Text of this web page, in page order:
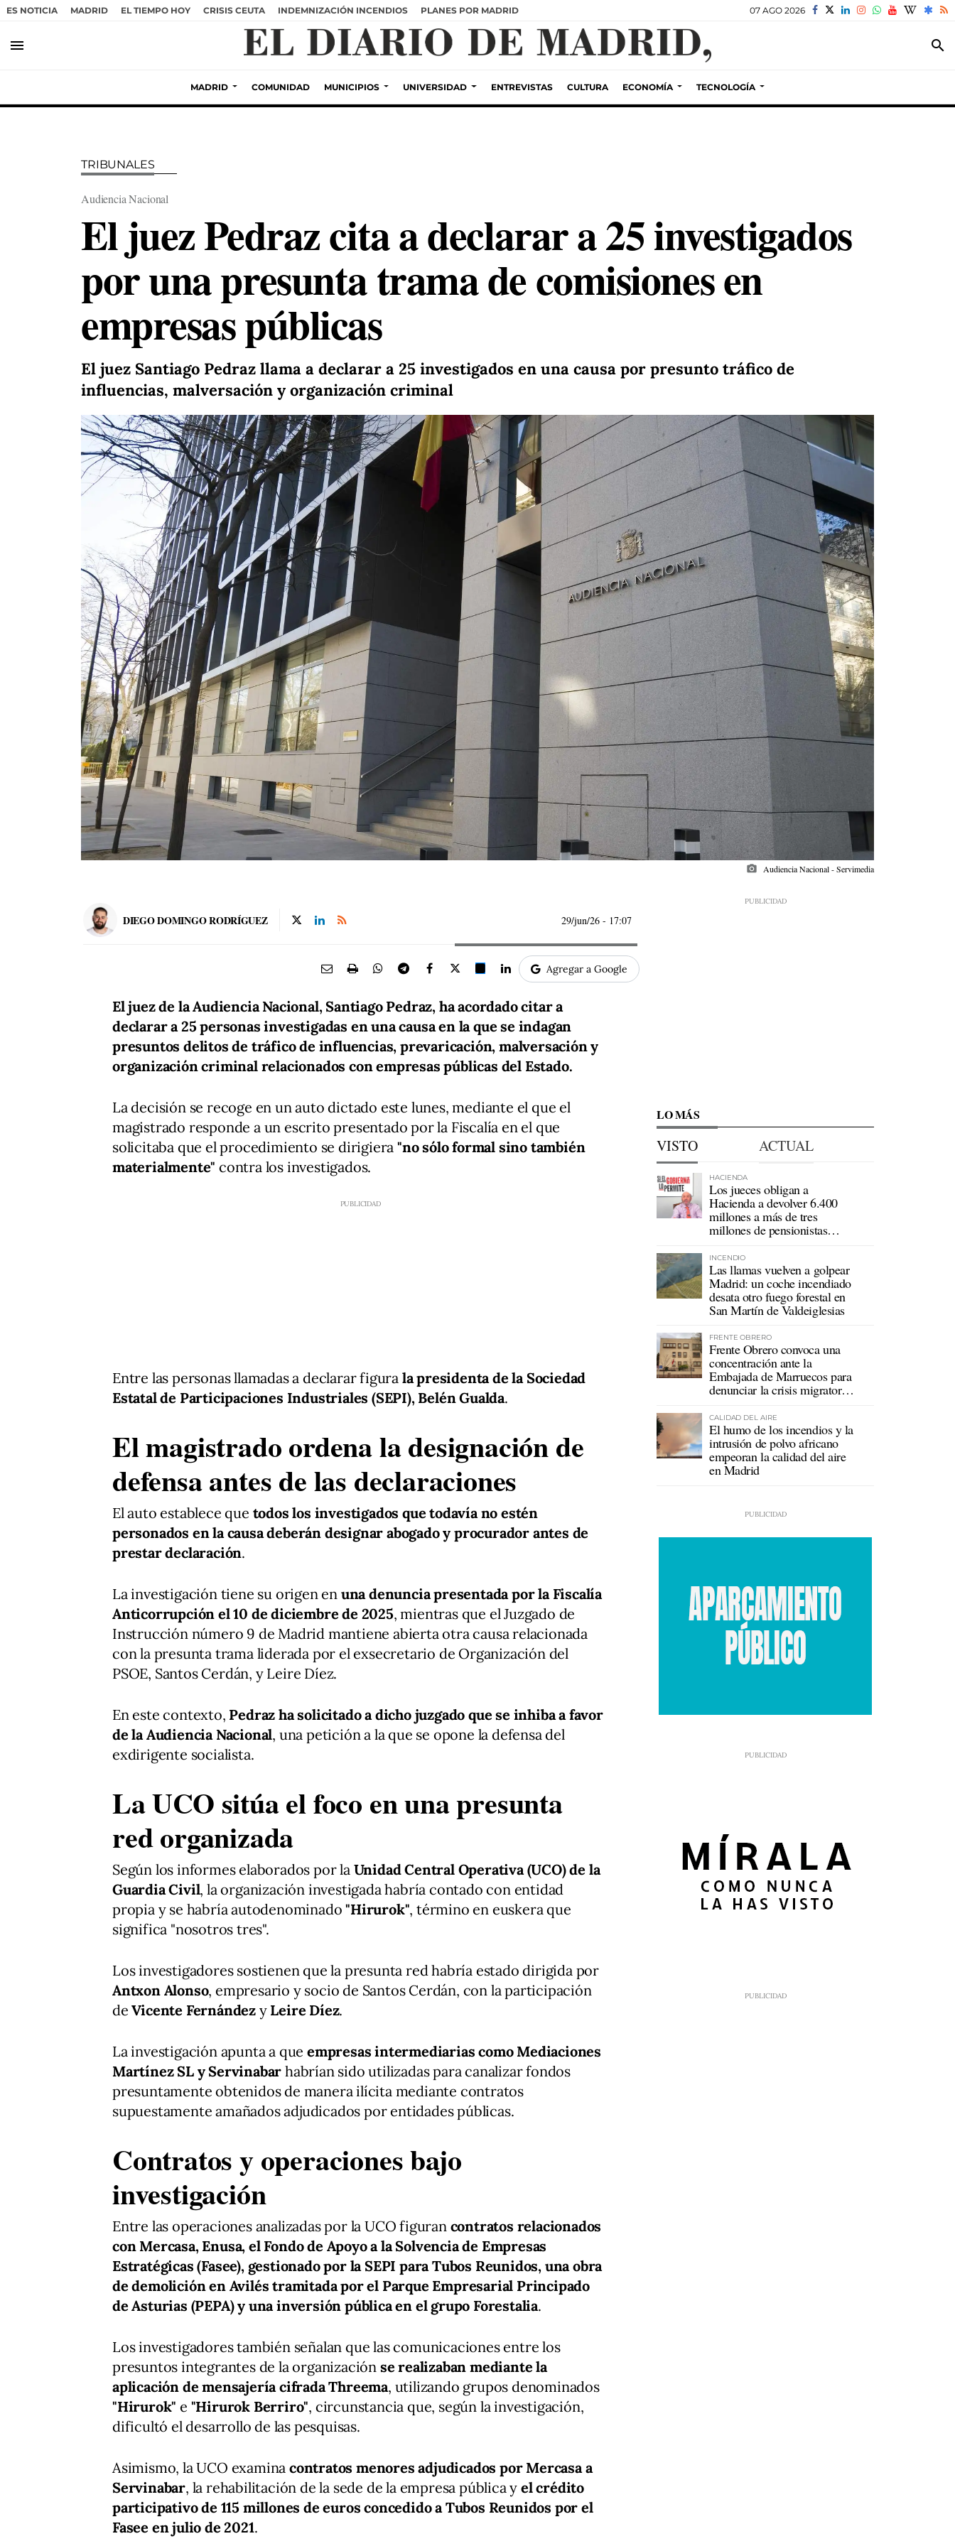
ES NOTICIA MADRID EL TIEMPO HOY CRISIS CEUTA INDEMNIZACIÓN INCENDIOS PLANES POR MADRID 07 AGO 2026
menu search
MADRID COMUNIDAD MUNICIPIOS UNIVERSIDAD ENTREVISTAS CULTURA ECONOMÍA TECNOLOGÍA
TRIBUNALES
Audiencia Nacional
El juez Pedraz cita a declarar a 25 investigados
por una presunta trama de comisiones en
empresas públicas
El juez Santiago Pedraz llama a declarar a 25 investigados en una causa por presunto tráfico de
influencias, malversación y organización criminal
photo_camera Audiencia Nacional - Servimedia
DIEGO DOMINGO RODRÍGUEZ 29/jun/26 - 17:07
Agregar a Google
El juez de la Audiencia Nacional, Santiago Pedraz, ha acordado citar a
declarar a 25 personas investigadas en una causa en la que se indagan
presuntos delitos de tráfico de influencias, prevaricación, malversación y
organización criminal relacionados con empresas públicas del Estado.
La decisión se recoge en un auto dictado este lunes, mediante el que el
magistrado responde a un escrito presentado por la Fiscalía en el que
solicitaba que el procedimiento se dirigiera "no sólo formal sino también
materialmente" contra los investigados.
Entre las personas llamadas a declarar figura la presidenta de la Sociedad
Estatal de Participaciones Industriales (SEPI), Belén Gualda.
El magistrado ordena la designación de
defensa antes de las declaraciones
El auto establece que todos los investigados que todavía no estén
personados en la causa deberán designar abogado y procurador antes de
prestar declaración.
La investigación tiene su origen en una denuncia presentada por la Fiscalía
Anticorrupción el 10 de diciembre de 2025, mientras que el Juzgado de
Instrucción número 9 de Madrid mantiene abierta otra causa relacionada
con la presunta trama liderada por el exsecretario de Organización del
PSOE, Santos Cerdán, y Leire Díez.
En este contexto, Pedraz ha solicitado a dicho juzgado que se inhiba a favor
de la Audiencia Nacional, una petición a la que se opone la defensa del
exdirigente socialista.
La UCO sitúa el foco en una presunta
red organizada
Según los informes elaborados por la Unidad Central Operativa (UCO) de la
Guardia Civil, la organización investigada habría contado con entidad
propia y se habría autodenominado"Hirurok", término en euskera que
significa "nosotros tres".
Los investigadores sostienen que la presunta red habría estado dirigida por
Antxon Alonso, empresario y socio de Santos Cerdán, con la participación
deVicente Fernández y Leire Díez.
La investigación apunta a que empresas intermediarias como Mediaciones
Martínez SL y Servinabar habrían sido utilizadas para canalizar fondos
presuntamente obtenidos de manera ilícita mediante contratos
supuestamente amañados adjudicados por entidades públicas.
Contratos y operaciones bajo
investigación
Entre las operaciones analizadas por la UCO figuran contratos relacionados
con Mercasa, Enusa, el Fondo de Apoyo a la Solvencia de Empresas
Estratégicas (Fasee), gestionado por la SEPI para Tubos Reunidos, una obra
de demolición en Avilés tramitada por el Parque Empresarial Principado
de Asturias (PEPA) y una inversión pública en el grupo Forestalia.
Los investigadores también señalan que las comunicaciones entre los
presuntos integrantes de la organización se realizaban mediante la
aplicación de mensajería cifrada Threema, utilizando grupos denominados
"Hirurok" e "Hirurok Berriro", circunstancia que, según la investigación,
dificultó el desarrollo de las pesquisas.
Asimismo, la UCO examina contratos menores adjudicados por Mercasa a
Servinabar, la rehabilitación de la sede de la empresa pública yel crédito
participativo de 115 millones de euros concedido a Tubos Reunidos por el
Fasee en julio de 2021.
LO MÁS
VISTO ACTUAL
HACIENDA
Los jueces obligan a
Hacienda a devolver 6.400
millones a más de tres
millones de pensionistas
INCENDIO
Las llamas vuelven a golpear
Madrid: un coche incendiado
desata otro fuego forestal en
San Martín de Valdeiglesias
FRENTE OBRERO
Frente Obrero convoca una
concentración ante la
Embajada de Marruecos para
denunciar la crisis migratoria
CALIDAD DEL AIRE
El humo de los incendios y la
intrusión de polvo africano
empeoran la calidad del aire
en Madrid